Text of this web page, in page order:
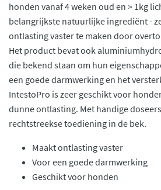
honden vanaf 4 weken oud en > 1kg
belangrijkste natuurlijke ingrediënt -
ontlasting vaster te maken door
Het product bevat ook
die bekend staan om hun
een goede darmwerking en het
IntestoPro is zeer geschikt voor
dunne ontlasting. Met handige
rechtstreekse toediening in de bek.
Maakt ontlasting vaster
Voor een goede darmwerking
Geschikt voor honden